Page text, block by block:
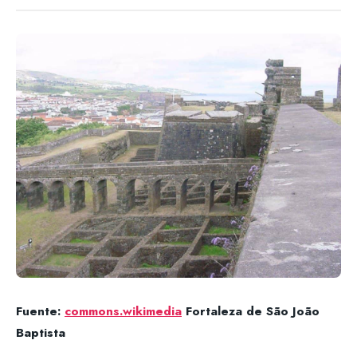
Fuente: commons.wikimedia Fortaleza de São João
Baptista